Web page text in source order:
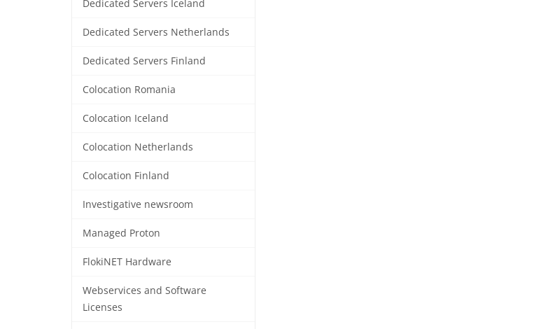
Dedicated Servers Iceland
Dedicated Servers Netherlands
Dedicated Servers Finland
Colocation Romania
Colocation Iceland
Colocation Netherlands
Colocation Finland
Investigative newsroom
Managed Proton
FlokiNET Hardware
Webservices and Software
Licenses